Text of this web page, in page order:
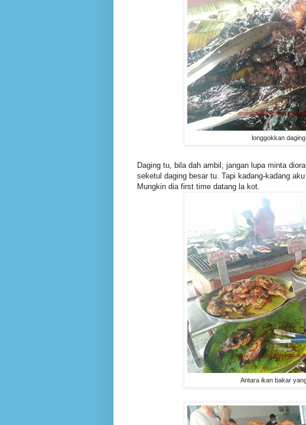
longgokkan
Daging tu, bila dah ambil, jangan lupa minta
seketul daging besar tu. Tapi kadang-kadang
Mungkin dia first time datang la kot.
Antara ikan bakar